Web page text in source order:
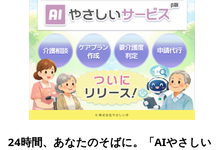
24時間、あなたのそばに。「AIやさしい